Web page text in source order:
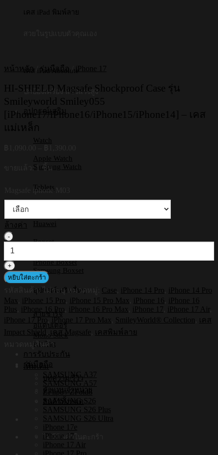
เคส iPad พิมพ์ลาย
เคส iPad Absolute
ปกป้องเครื่อง แข็งแรงสูง
อุปกรณ์เสริม
Watch
Apple Watch
Samsung Watch
Tablets
Huawei
Boxset
iPhone Boxset
Samsung Boxset
อุปกรณ์เสริมอื่นๆ
สายชาร์จ
อแดปเตอร์
Mono Stick
Air Tag
การรับประกัน
เพิ่มเติม
บทความ/รีวิว
ตัวแทนจำหน่าย
สินค้าทั้งหมด
ไม่มีสินค้าในตะกร้า
หน้าหลัก / รุ่นมือถือ / iPhone 17
HI-SHIELD Magsafe Shockproof Case รุ่น
Smileyworld Smiley055
[iPhone17/iPhone16/iPhone15/iPhone14] – เคส
แม่เหล็ก
ขายแล้ว: 1 ชิ้น
Magsafe iphone M03
ล้างค่า
SHIELD
Magsafe
Shockproof
Case
Smileyworld
Smiley055
[iPhone17/iPhone16/iPhone15/iPhone14]
เหล็ก
หยิบใส่ตะกร้า
รหัสสินค้า: ไม่ระบุ หมวดหมู่: Case iPhone 14 Pro
iPhone 14 Pro
Max
iPhone 15 Pro iPhone 15 Pro Max iPhone 16
iPhone 16
Plus
iPhone 16 Pro iPhone 16 Pro Max iPhone 17 iPhone 17 Air
iPhone 17 Pro,iPhone 17 Pro Max SmileyWorld® Collection
เคส
Impact Shield
เคส Magsafe
เคสพิมพ์ลาย
หมวดหมู่สินค้า
รุ่นมือถือ
SAMSUNG A37
SAMSUNG A57
ZFlip8 / ZFold8
SAMSUNG S26
SAMSUNG S26 Plus
SAMSUNG S26 Ultra
iPhone 17e
iPhone 17
iPhone 17 Air
iPhone 17 Pro